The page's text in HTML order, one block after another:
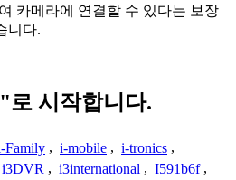
카메라에 연결할 수 있다는 보장
니다.
시작합니다.
Family , i-mobile , i-tronics ,
i3DVR , i3international , I591b6f ,